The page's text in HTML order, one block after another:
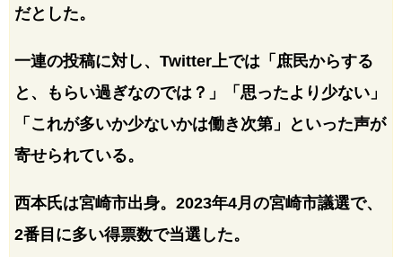
だとした。
一連の投稿に対し、Twitter上では「庶民からする
と、もらい過ぎなのでは？」「思ったより少ない」
「これが多いか少ないかは働き次第」といった声が
寄せられている。
西本氏は宮崎市出身。2023年4月の宮崎市議選で、
2番目に多い得票数で当選した。